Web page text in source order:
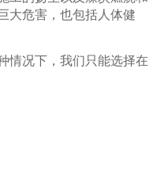
大危害，也包括人体健
况下，我们只能选择在